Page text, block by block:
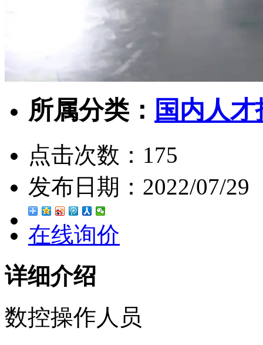
所属分类： 国内人
点击次数： 175
发布日期： 2022/07/29
在线询价
详细介绍
数控操作人员